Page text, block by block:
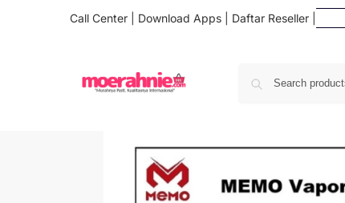
Call Center Download Apps Daftar Reseller